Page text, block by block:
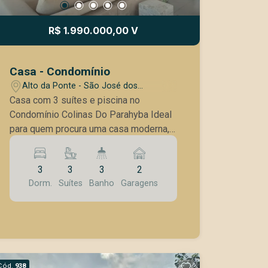
R$ 1.990.000,00 V
Casa - Condomínio
Alto da Ponte - São José dos
Campos/SP
Casa com 3 suítes e piscina no
Condomínio Colinas Do Parahyba Ideal
para quem procura uma casa moderna,
em meio ao sossego e a natureza!
Vista maravilhosa, tranquilidade e
privacidade! Lateral e fundos do
terreno para a mata APP ( Área de
Preservação Permanente) Área para
construída: 342,92 m2 3 suítes, sendo 1
3
Dorm.
3
Suítes
3
Banho
2
Garagens
938